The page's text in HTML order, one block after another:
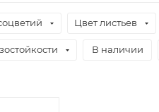
Цвет листьев
В наличии